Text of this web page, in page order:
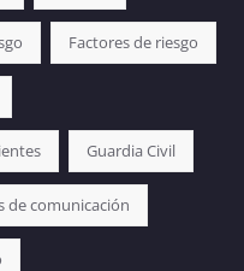
Factores de riesgo
Guardia Civil
de comunicación